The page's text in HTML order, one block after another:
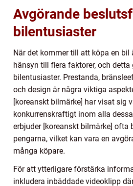
Avgörande
bilentusiaster
När det kommer till att köpa en bil
hänsyn till flera faktorer, och detta
bilentusiaster. Prestanda,
och design är några viktiga
[koreanskt bilmärke] har visat sig
konkurrenskraftigt inom alla
erbjuder [koreanskt bilmärke] ofta
pengarna, vilket kan vara en
många köpare.
För att ytterligare förstärka
inkludera inbäddade videoklipp